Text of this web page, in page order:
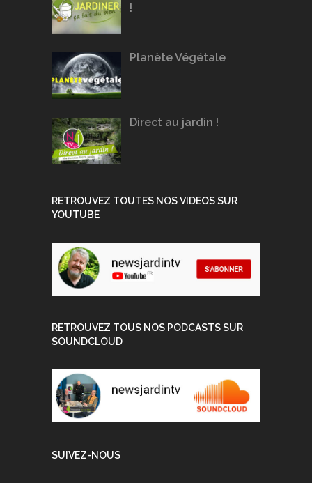
!
Planète Végétale
Direct au jardin !
RETROUVEZ TOUTES NOS VIDEOS SUR
YOUTUBE
RETROUVEZ TOUS NOS PODCASTS SUR
SOUNDCLOUD
SUIVEZ-NOUS